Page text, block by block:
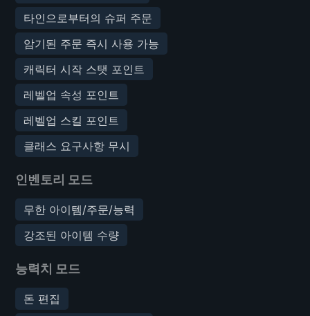
타인으로부터의 슈퍼 주문
암기된 주문 즉시 사용 가능
캐릭터 시작 스탯 포인트
레벨업 속성 포인트
레벨업 스킬 포인트
클래스 요구사항 무시
인벤토리 모드
무한 아이템/주문/능력
강조된 아이템 수량
능력치 모드
돈 편집